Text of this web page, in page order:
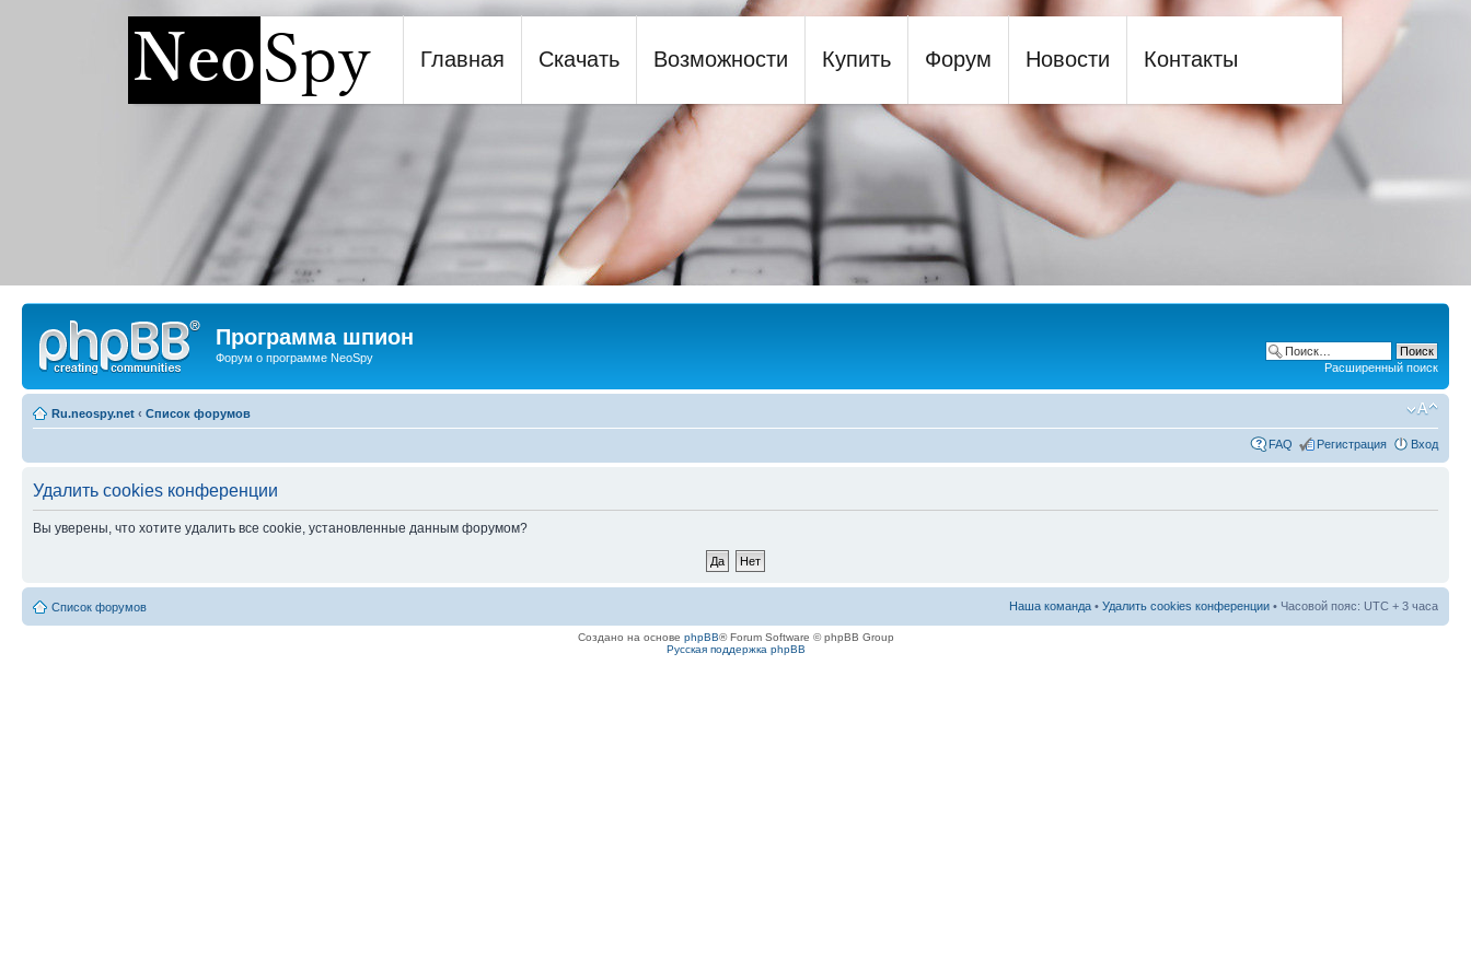
Программа шпион NeoSpy
Главная Скачать Возможности Купить Форум Новости Контакты
Программа шпион
Форум о программе NeoSpy
Расширенный поиск
Ru.neospy.net ‹ Список форумов
FAQ Регистрация Вход
Удалить cookies конференции
Вы уверены, что хотите удалить все cookie, установленные данным форумом?
Список форумов Наша команда • Удалить cookies конференции • Часовой пояс: UTC + 3 часа
Создано на основе phpBB® Forum Software © phpBB Group
Русская поддержка phpBB